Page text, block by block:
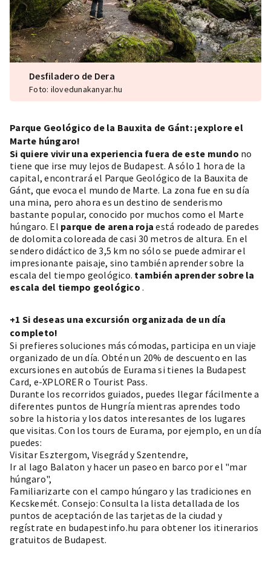
Desfiladero de Dera
Foto: ilovedunakanyar.hu
Parque Geológico de la Bauxita de Gánt: ¡explore el
Marte húngaro!
Si quiere vivir una experiencia fuera de este mundo no
tiene que irse muy lejos de Budapest. A sólo 1 hora de la
capital, encontrará el Parque Geológico de la Bauxita de
Gánt, que evoca el mundo de Marte. La zona fue en su día
una mina, pero ahora es un destino de senderismo
bastante popular, conocido por muchos como el Marte
húngaro. El parque de arena roja está rodeado de paredes
de dolomita coloreada de casi 30 metros de altura. En el
sendero didáctico de 3,5 km no sólo se puede admirar el
impresionante paisaje, sino también aprender sobre la
escala del tiempo geológico. también aprender sobre la
escala del tiempo geológico .
+1 Si deseas una excursión organizada de un día
completo!
Si prefieres soluciones más cómodas, participa en un viaje
organizado de un día. Obtén un 20% de descuento en las
excursiones en autobús de Eurama si tienes la Budapest
Card, e-XPLORER o Tourist Pass.
Durante los recorridos guiados, puedes llegar fácilmente a
diferentes puntos de Hungría mientras aprendes todo
sobre la historia y los datos interesantes de los lugares
que visitas. Con los tours de Eurama, por ejemplo, en un día
puedes:
Visitar Esztergom, Visegrád y Szentendre,
Ir al lago Balaton y hacer un paseo en barco por el "mar
húngaro",
Familiarizarte con el campo húngaro y las tradiciones en
Kecskemét. Consejo: Consulta la lista detallada de los
puntos de aceptación de las tarjetas de la ciudad y
regístrate en budapestinfo.hu para obtener los itinerarios
gratuitos de Budapest.